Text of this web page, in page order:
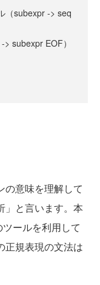
（subexpr -> seq
> subexpr EOF）
意味を理解して
」と言います。本
ツールを利用して
正規表現の文法は